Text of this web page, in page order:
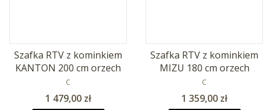
Szafka RTV z kominkiem
KANTON 200 cm orzech
PRODUCENT
C
Cena
1 479,00 zł
Szafka RTV z kominkiem
MIZU 180 cm orzech
PRODUCENT
C
Cena
1 359,00 zł